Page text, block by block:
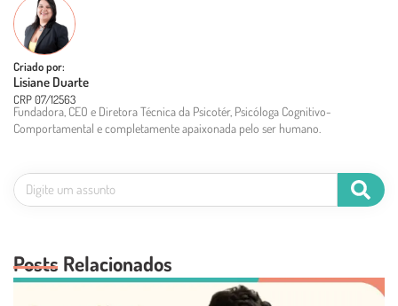
Criado por:
Lisiane Duarte
CRP 07/12563
Fundadora, CEO e Diretora Técnica da Psicotér, Psicóloga Cognitivo-
Comportamental e completamente apaixonada pelo ser humano.
Posts Relacionados